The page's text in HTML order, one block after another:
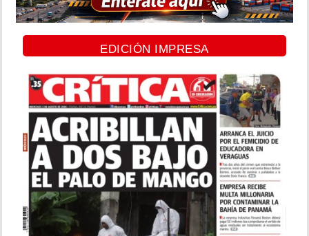
EDICIÓN IMPRESA